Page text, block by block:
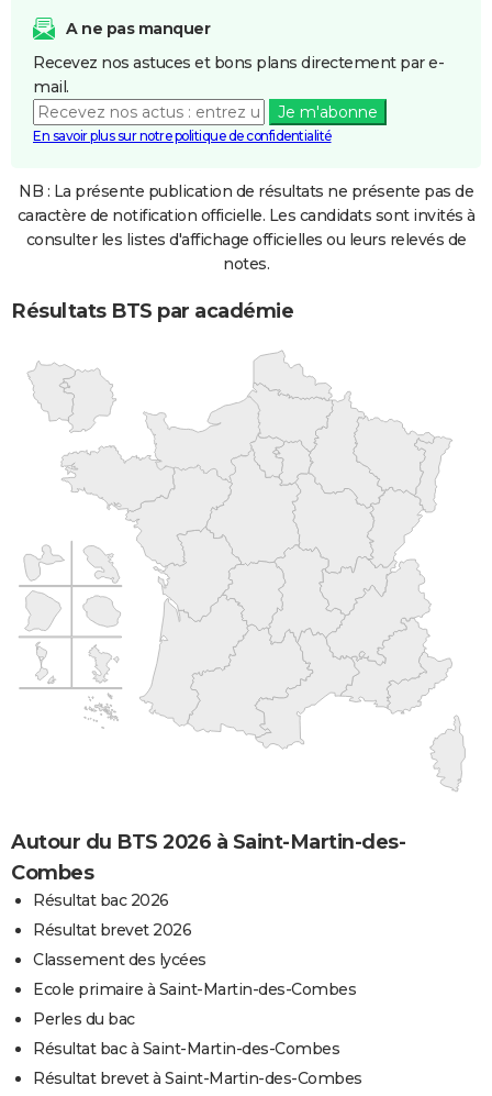
A ne pas manquer
Recevez nos astuces et bons plans directement par e-
mail.
Je m'abonne
En savoir plus sur notre politique de confidentialité
NB : La présente publication de résultats ne présente pas de
caractère de notification officielle. Les candidats sont invités à
consulter les listes d'affichage officielles ou leurs relevés de
notes.
Résultats BTS par académie
Autour du BTS 2026 à Saint-Martin-des-
Combes
Résultat bac 2026
Résultat brevet 2026
Classement des lycées
Ecole primaire à Saint-Martin-des-Combes
Perles du bac
Résultat bac à Saint-Martin-des-Combes
Résultat brevet à Saint-Martin-des-Combes